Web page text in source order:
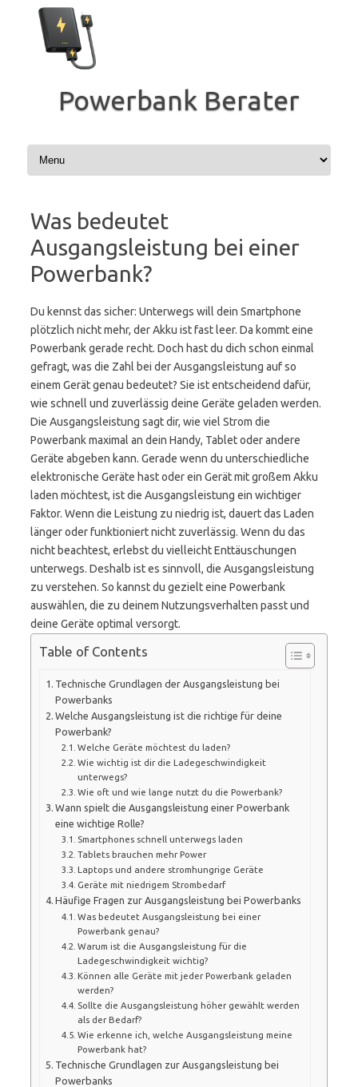
Inhalt
springen
Powerbank Berater
Was bedeutet
Ausgangsleistung bei einer
Powerbank?
Du kennst das sicher: Unterwegs will dein Smartphone
plötzlich nicht mehr, der Akku ist fast leer. Da kommt eine
Powerbank gerade recht. Doch hast du dich schon einmal
gefragt, was die Zahl bei der Ausgangsleistung auf so
einem Gerät genau bedeutet? Sie ist entscheidend dafür,
wie schnell und zuverlässig deine Geräte geladen werden.
Die Ausgangsleistung sagt dir, wie viel Strom die
Powerbank maximal an dein Handy, Tablet oder andere
Geräte abgeben kann. Gerade wenn du unterschiedliche
elektronische Geräte hast oder ein Gerät mit großem Akku
laden möchtest, ist die Ausgangsleistung ein wichtiger
Faktor. Wenn die Leistung zu niedrig ist, dauert das Laden
länger oder funktioniert nicht zuverlässig. Wenn du das
nicht beachtest, erlebst du vielleicht Enttäuschungen
unterwegs. Deshalb ist es sinnvoll, die Ausgangsleistung
zu verstehen. So kannst du gezielt eine Powerbank
auswählen, die zu deinem Nutzungsverhalten passt und
deine Geräte optimal versorgt.
Table of Contents
Technische Grundlagen der Ausgangsleistung bei
Powerbanks
Welche Ausgangsleistung ist die richtige für deine
Powerbank?
Welche Geräte möchtest du laden?
Wie wichtig ist dir die Ladegeschwindigkeit
unterwegs?
Wie oft und wie lange nutzt du die Powerbank?
Wann spielt die Ausgangsleistung einer Powerbank
eine wichtige Rolle?
Smartphones schnell unterwegs laden
Tablets brauchen mehr Power
Laptops und andere stromhungrige Geräte
Geräte mit niedrigem Strombedarf
Häufige Fragen zur Ausgangsleistung bei Powerbanks
Was bedeutet Ausgangsleistung bei einer
Powerbank genau?
Warum ist die Ausgangsleistung für die
Ladegeschwindigkeit wichtig?
Können alle Geräte mit jeder Powerbank geladen
werden?
Sollte die Ausgangsleistung höher gewählt werden
als der Bedarf?
Wie erkenne ich, welche Ausgangsleistung meine
Powerbank hat?
Technische Grundlagen zur Ausgangsleistung bei
Powerbanks